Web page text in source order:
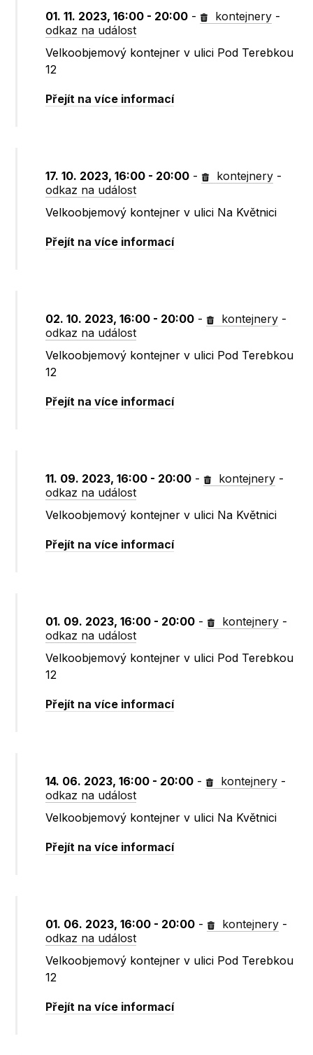
01. 11. 2023, 16:00 - 20:00 - kontejnery -
odkaz na událost
Velkoobjemový kontejner v ulici Pod Terebkou
12
Přejít na více informací
17. 10. 2023, 16:00 - 20:00 - kontejnery -
odkaz na událost
Velkoobjemový kontejner v ulici Na Květnici
Přejít na více informací
02. 10. 2023, 16:00 - 20:00 - kontejnery -
odkaz na událost
Velkoobjemový kontejner v ulici Pod Terebkou
12
Přejít na více informací
11. 09. 2023, 16:00 - 20:00 - kontejnery -
odkaz na událost
Velkoobjemový kontejner v ulici Na Květnici
Přejít na více informací
01. 09. 2023, 16:00 - 20:00 - kontejnery -
odkaz na událost
Velkoobjemový kontejner v ulici Pod Terebkou
12
Přejít na více informací
14. 06. 2023, 16:00 - 20:00 - kontejnery -
odkaz na událost
Velkoobjemový kontejner v ulici Na Květnici
Přejít na více informací
01. 06. 2023, 16:00 - 20:00 - kontejnery -
odkaz na událost
Velkoobjemový kontejner v ulici Pod Terebkou
12
Přejít na více informací